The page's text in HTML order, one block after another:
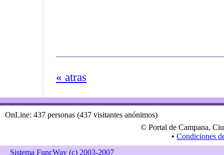
« atras
OnLine: 437 personas (437 visitantes anónimos)
© Portal de Campana,
• Condiciones
Sistema FuncWay (c) 2003-2007